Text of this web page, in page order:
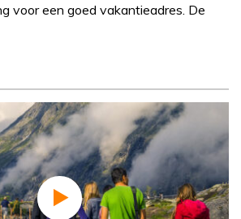
voor een goed vakantieadres. De